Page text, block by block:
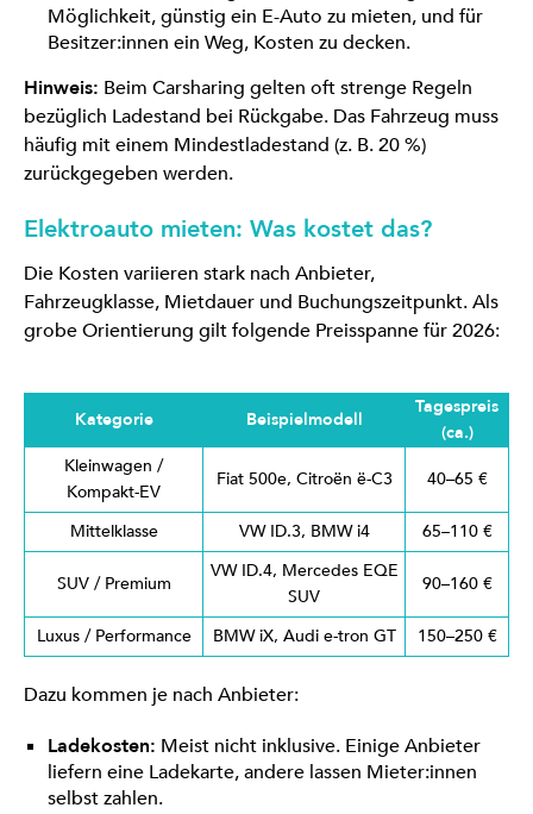
Möglichkeit, günstig ein E-Auto zu mieten, und für
Besitzer:innen ein Weg, Kosten zu decken.
Hinweis: Beim Carsharing gelten oft strenge Regeln
bezüglich Ladestand bei Rückgabe. Das Fahrzeug muss
häufig mit einem Mindestladestand (z. B. 20 %)
zurückgegeben werden.
Elektroauto mieten: Was kostet das?
Die Kosten variieren stark nach Anbieter,
Fahrzeugklasse, Mietdauer und Buchungszeitpunkt. Als
grobe Orientierung gilt folgende Preisspanne für 2026:
Kategorie Beispielmodell
Tagespreis
(ca.)
Kleinwagen /
Kompakt-EV
Fiat 500e, Citroën ë-C3 40–65 €
Mittelklasse VW ID.3, BMW i4 65–110 €
SUV / Premium
VW ID.4, Mercedes EQE
SUV
90–160 €
Luxus / Performance BMW iX, Audi e-tron GT 150–250 €
Dazu kommen je nach Anbieter:
Ladekosten: Meist nicht inklusive. Einige Anbieter
liefern eine Ladekarte, andere lassen Mieter:innen
selbst zahlen.